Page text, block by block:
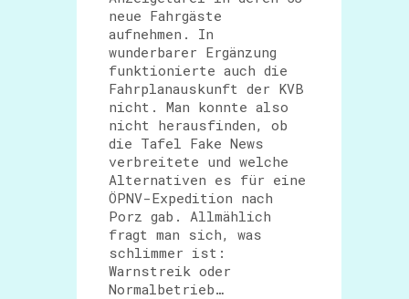
neue Fahrgäste
aufnehmen. In
wunderbarer Ergänzung
funktionierte auch die
Fahrplanauskunft der KVB
nicht. Man konnte also
nicht herausfinden, ob
die Tafel Fake News
verbreitete und welche
Alternativen es für eine
ÖPNV-Expedition nach
Porz gab. Allmählich
fragt man sich, was
schlimmer ist:
Warnstreik oder
Normalbetrieb…